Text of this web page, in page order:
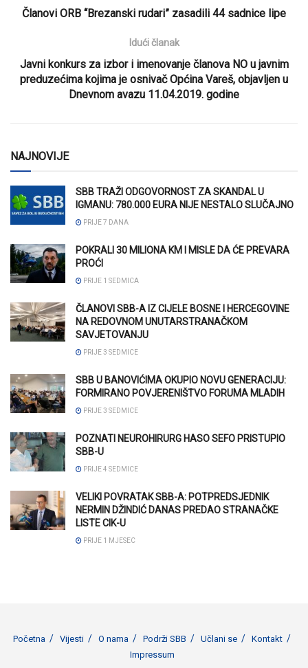
Članovi ORB “Brezanski rudari” zasadili 44 sadnice lipe
Idući članak
Javni konkurs za izbor i imenovanje članova NO u javnim
preduzećima kojima je osnivač Općina Vareš, objavljen u
Dnevnom avazu 11.04.2019. godine
NAJNOVIJE
SBB TRAŽI ODGOVORNOST ZA SKANDAL U
IGMANU: 780.000 EURA NIJE NESTALO SLUČAJNO
PRIJE 7 DANA
POKRALI 30 MILIONA KM I MISLE DA ĆE PREVARA
PROĆI
PRIJE 1 SEDMICA
ČLANOVI SBB-A IZ CIJELE BOSNE I HERCEGOVINE
NA REDOVNOM UNUTARSTRANAČKOM
SAVJETOVANJU
PRIJE 3 SEDMICE
SBB U BANOVIĆIMA OKUPIO NOVU GENERACIJU:
FORMIRANO POVJERENIŠTVO FORUMA MLADIH
PRIJE 3 SEDMICE
POZNATI NEUROHIRURG HASO SEFO PRISTUPIO
SBB-U
PRIJE 4 SEDMICE
VELIKI POVRATAK SBB-A: POTPREDSJEDNIK
NERMIN DŽINDIĆ DANAS PREDAO STRANAČKE
LISTE CIK-U
PRIJE 1 MJESEC
Početna Vijesti O nama Podrži SBB Učlani se
Kontakt
Impressum